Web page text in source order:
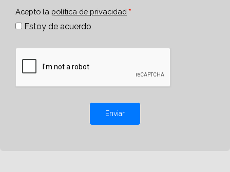
Acepto la política de privacidad
Estoy de acuerdo
Enviar